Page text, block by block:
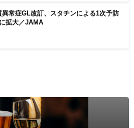
異常症GL改訂、スタチンによる1次予防
拡大／JAMA